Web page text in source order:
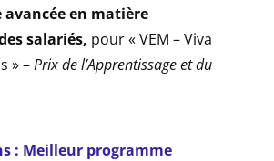
avancée en matière
salariés, pour « VEM – Viva
» –Prix de l’Apprentissage et du
: Meilleur programme